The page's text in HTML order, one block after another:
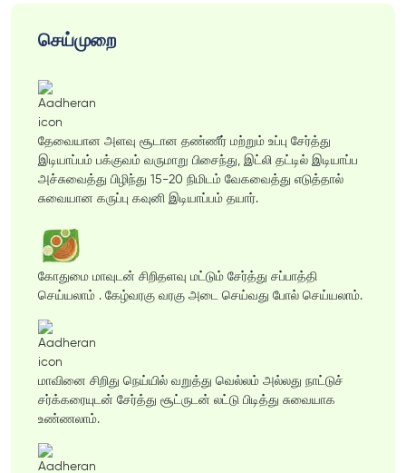
செய்முறை
தேவையான அளவு சூடான தண்ணீர் மற்றும் உப்பு சேர்த்து
இடியாப்பம் பக்குவம் வருமாறு பிசைந்து, இட்லி தட்டில் இடியாப்ப
அச்சுவைத்து பிழிந்து 15-20 நிமிடம் வேகவைத்து எடுத்தால்
சுவையான கருப்பு கவுனி இடியாப்பம் தயார்.
கோதுமை மாவுடன் சிறிதளவு மட்டும் சேர்த்து சப்பாத்தி
செய்யலாம் . கேழ்வரகு வரகு அடை செய்வது போல் செய்யலாம்.
மாவினை சிறிது நெய்யில் வறுத்து வெல்லம் அல்லது நாட்டுச்
சர்க்கரையுடன் சேர்த்து சூட்ருடன் லட்டு பிடித்து சுவையாக
உண்ணலாம்.